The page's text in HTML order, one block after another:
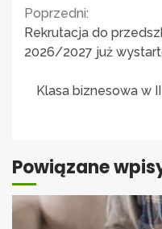
Continue
Reading
Poprzedni:
Rekrutacja do
2026/2027 już
Klasa biznesowa w
Powiązane